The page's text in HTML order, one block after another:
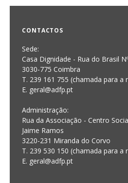
CONTACTOS
Sede:
Casa Dignidade - Rua do Brasil
3030-775 Coimbra
T. 239 161 755 (chamada para a
E. geral@adfp.pt
Administração:
Rua da Associação - Centro
Jaime Ramos
3220-231 Miranda do Corvo
T. 239 530 150 (chamada para a
E. geral@adfp.pt